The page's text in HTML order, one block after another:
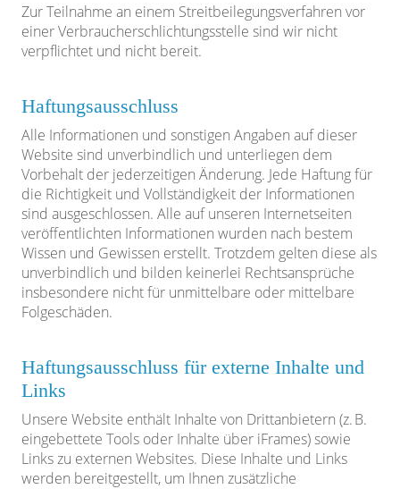
Zur Teilnahme an einem Streitbeilegungsverfahren vor
einer Verbraucherschlichtungsstelle sind wir nicht
verpflichtet und nicht bereit.
Haftungsausschluss
Alle Informationen und sonstigen Angaben auf dieser
Website sind unverbindlich und unterliegen dem
Vorbehalt der jederzeitigen Änderung. Jede Haftung für
die Richtigkeit und Vollständigkeit der Informationen
sind ausgeschlossen. Alle auf unseren Internetseiten
veröffentlichten Informationen wurden nach bestem
Wissen und Gewissen erstellt. Trotzdem gelten diese als
unverbindlich und bilden keinerlei Rechtsansprüche
insbesondere nicht für unmittelbare oder mittelbare
Folgeschäden.
Haftungsausschluss für externe Inhalte und
Links
Unsere Website enthält Inhalte von Drittanbietern (z. B.
eingebettete Tools oder Inhalte über iFrames) sowie
Links zu externen Websites. Diese Inhalte und Links
werden bereitgestellt, um Ihnen zusätzliche